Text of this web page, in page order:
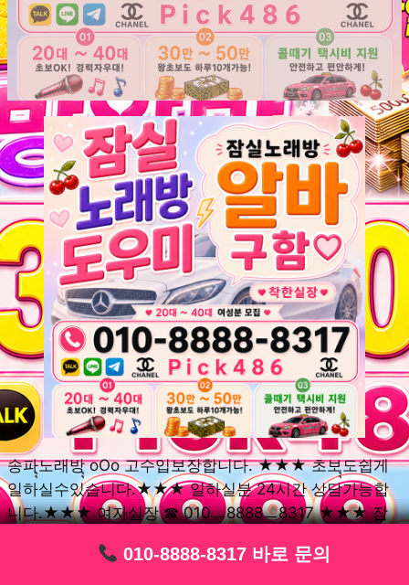
010-8888-8317 바로 문의
010-8888-8317 바로 문의
010-8888-8317 바로 문의
010-8888-8317 바로 문의
010-8888-8317 바로 문의
010-8888-8317 바로 문의
송파ุุ노래방ุุ oOo 고수입보장합니다. ★★★ 초보ุุ도쉽게
일하실수있습니다.★★★ 일하실분 24시간 상담가능합
니다.★★★ 여자실장 ☎ 010ㅡ8888ㅡ8317 ★★★ 잠
세요. 여성ㅣุุ알바ุุㅣ여기 신천동ุุ노래방ุุ ◞✿ 풍납동ุุ노래방ุุ
010-8888-8317 바로 문의
010-8888-8317 바로 문의
010-8888-8317 바로 문의